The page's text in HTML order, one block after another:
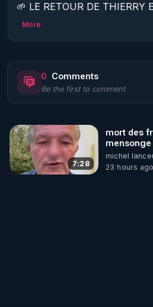
🌱 LE RETOUR DE THIERRY
2022)!
https://www.rgnr.fr/
🌱 LE MAGAZINE RÉGÉNÈRE
🌱 LA BOUTIQUE DU
Pour obtenir les anciens
More
0 Comments
Be the first to comment
7:28
mort des
michel
23 hours ago